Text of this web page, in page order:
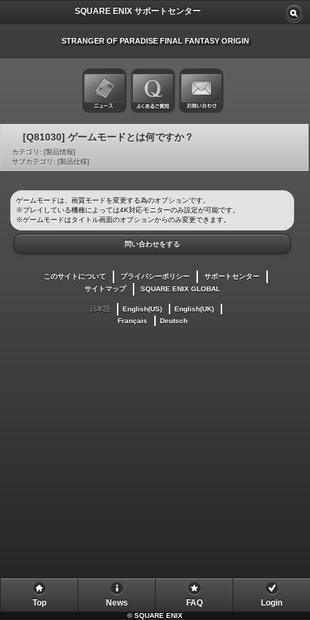
SQUARE ENIX サポートセンター
STRANGER OF PARADISE FINAL FANTASY ORIGIN
[Q81030] ゲームモードとは何ですか？
カテゴリ: [製品情報]
サブカテゴリ: [製品仕様]
ゲームモードは、画質モードを変更する為のオプションです。
※プレイしている機種によっては4K対応モニターのみ設定が可能です。
※ゲームモードはタイトル画面のオプションからのみ変更できます。
問い合わせをする
このサイトについて プライバシーポリシー
サポートセンター
サイトマップ
SQUARE ENIX GLOBAL
日本語 English(US)
English(UK)
Français
Deutsch
Top News FAQ Login
©SQUARE ENIX